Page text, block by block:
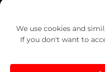
الحقوق محفوظةسياسة
We use cookies and
If you don't want to